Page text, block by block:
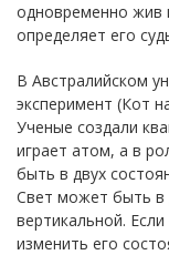
одновременно жив
определяет его
В Австралийском
эксперимент (Кот
Ученые создали
играет атом, а в
быть в двух
Свет может быть в
вертикальной.
изменить его